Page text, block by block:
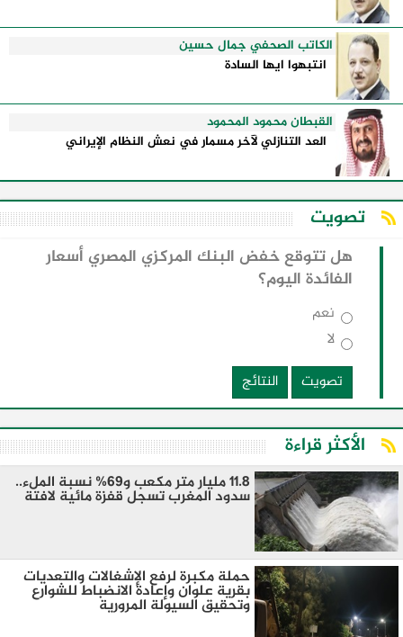
الكاتب الصحفي جمال حسين
انتبهوا ايها السادة
القبطان محمود المحمود
العد التنازلي لآخر مسمار في نعش النظام الإيراني
تصويت
هل تتوقع خفض البنك المركزي المصري أسعار
الفائدة اليوم؟
نعم
لا
تصويت
النتائج
الأكثر قراءة
11.8 مليار متر مكعب و69% نسبة الملء..
سدود المغرب تسجل قفزة مائية لافتة
حملة مكبرة لرفع الإشغالات والتعديات
بقرية علوان وإعادة الانضباط للشوارع
وتحقيق السيولة المرورية